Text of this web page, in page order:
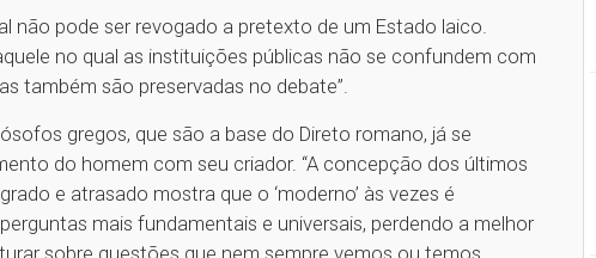
não pode ser revogado a pretexto de um Estado laico.
no qual as instituições públicas não se confundem com
também são preservadas no debate”.
gregos, que são a base do Direto romano, já se
do homem com seu criador. “A concepção dos últimos
e atrasado mostra que o ‘moderno’ às vezes é
mais fundamentais e universais, perdendo a melhor